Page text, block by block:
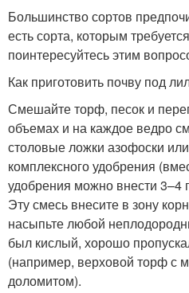
Большинство сортов
есть сорта, которым
поинтересуйтесь этим
Как приготовить почву под
Смешайте торф, песок и
объемах и на каждое ведро
столовые ложки азофоски
комплексного удобрения
удобрения можно внести 3–4
Эту смесь внесите в зону
насыпьте любой
был кислый, хорошо
(например, верховой торф с
доломитом).